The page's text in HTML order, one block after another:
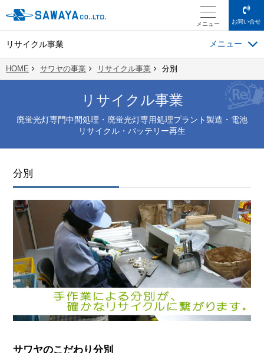
メニュー お問い合せ
リサイクル事業
HOME サワヤの事業 リサイクル事業 分別
リサイクル事業
廃蛍光灯専門中間処理・廃蛍光灯専用処理プラント製造・電池
リサイクル・バッテリー再生
分別
サワヤのこだわり分別